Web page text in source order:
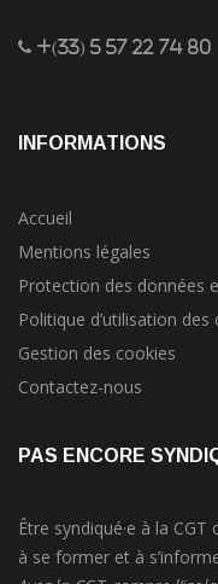
+(33) 5 57 22 74 80
INFORMATIONS
Accueil
Mentions légales
Protection des données
Politique d’utilisation des
Gestion des cookies
Contactez-nous
PAS ENCORE
Être syndiqué·e à la
à se former et à